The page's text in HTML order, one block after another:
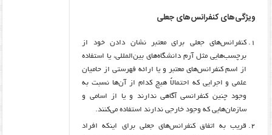
ویژگی‌های کنفرانس‌های جعلی
کنفرانس‌های جعلی برای معتبر نشان دادن خود از
برچسب‌هایی مثل آرم دانشگاه‌های بین‌المللی، یا استفاده
از اسم کنفرانس‌های معتبر و یا ارائه فهرستی از حامیان
علمی و اجرایی که احتمالاً هیچ کدام از آن‌ها نسبت به
وجود چنین کنفرانسی آگاهی ندارند و یا از اسامی و
سازمان‌هایی که وجود خارجی ندارند استفاده می‌کنند.
قریب به اتفاق کنفرانس‌های جعلی برای اینکه افراد